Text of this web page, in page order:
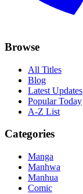
Browse
All Titles
Blog
Latest Updates
Popular Today
A-Z List
Categories
Manga
Manhwa
Manhua
Comic